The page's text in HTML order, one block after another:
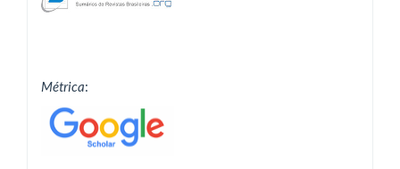
Métrica: